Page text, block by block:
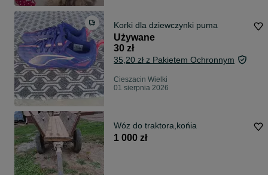
Korki dla dziewczynki puma
Używane
30 zł
35,20 zł z Pakietem Ochronnym
Cieszacin Wielki
01 sierpnia 2026
Wóz do traktora,końia
1 000 zł